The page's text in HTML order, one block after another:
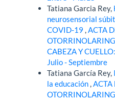
Tatiana Garcia Rey,
neurosensorial
COVID-19,ACTA
CABEZA Y
Julio - Septiembre
Tatiana García Rey,
la educación,ACTA